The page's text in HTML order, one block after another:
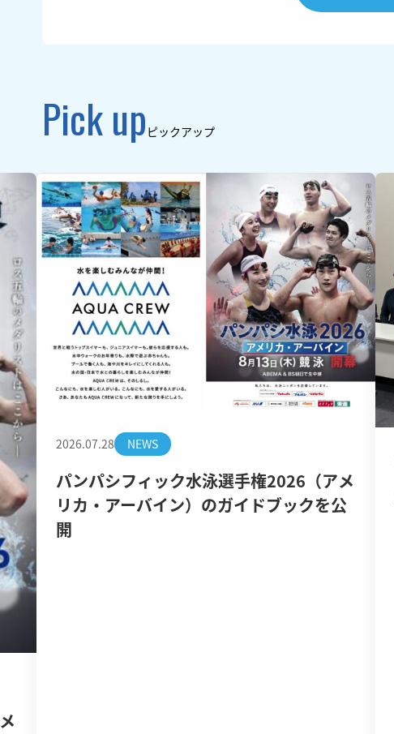
Pick up ピックアップ
2026.07.28 NEWS
パンパシフィック水泳選手権2026（アメ
リカ・アーバイン）のガイドブックを公
開